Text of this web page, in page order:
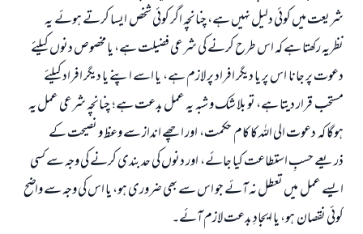
شریعت میں کوئی دلیل نہیں ہے، چنانچہ اگر کوئی شخص ایسا کرتے ہوئے یہ
نظریہ رکھتا ہے کہ اس طرح کرنے کی شرعی فضیلت ہے، یا مخصوص دنوں کیلئے
دعوت پر جانا اس پر یا دیگر افراد پر لازم ہے، یا اسے اپنے یا دیگر افراد کیلئے
مستحب قرار دیتا ہے، تو بلا شک و شبہ یہ عمل بدعت ہے؛ چنانچہ شرعی عمل یہ
ہوگا کہ دعوت الی اللہ کا کام حکمت، اور اچھے انداز سے وعظ و نصیحت کے
ذریعے حسبِ استطاعت کیا جائے، اور دنوں کی حد بندی کرنے کی وجہ سے کسی
ایسے عمل میں تعطل نہ آئے جو اس سے بھی ضروری ہو، یا اس کی وجہ سے واضح
کوئی نقصان ہو، یا ایجادِ بدعت لازم آئے۔